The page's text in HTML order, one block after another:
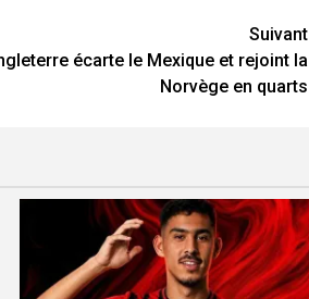
Suivant
écarte le Mexique et rejoint la
Norvège en quarts